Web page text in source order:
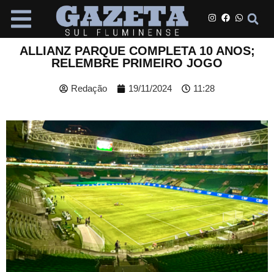
ALLIANZ PARQUE COMPLETA 10 ANOS;
RELEMBRE PRIMEIRO JOGO
Redação 19/11/2024 11:28